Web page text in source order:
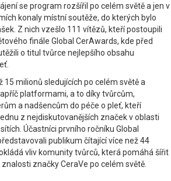
se program rozšířil po celém světě a jen v
konaly místní soutěže, do kterých bylo
Z nich vzešlo 111 vítězů, kteří postoupili
finále Global CerAwards, kde před
o titul tvůrce nejlepšího obsahu
15 milionů sledujících po celém světě a
platformami, a to díky tvůrcům,
a nadšencům do péče o pleť, kteří
z nejdiskutovanějších značek v oblasti
Účastníci prvního ročníku Global
publikum čítající více než 44
vliv komunity tvůrců, která pomáhá šířit
značky CeraVe po celém světě.